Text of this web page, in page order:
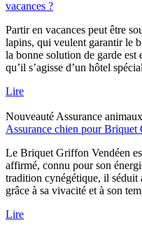
vacances ?
Partir en vacances peut être
lapins, qui veulent garantir le
la bonne solution de garde est
qu’il s’agisse d’un hôtel
Lire
Nouveauté Assurance animaux
Assurance chien pour Briquet
Le Briquet Griffon Vendéen
affirmé, connu pour son
tradition cynégétique, il séduit
grâce à sa vivacité et à son
Lire